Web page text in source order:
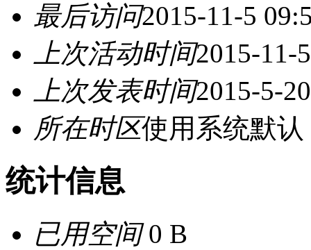
最后访问2015-11-5
上次活动时间2015-11-
上次发表时间2015-5-
所在时区使用系统默认
统计信息
已用空间0 B